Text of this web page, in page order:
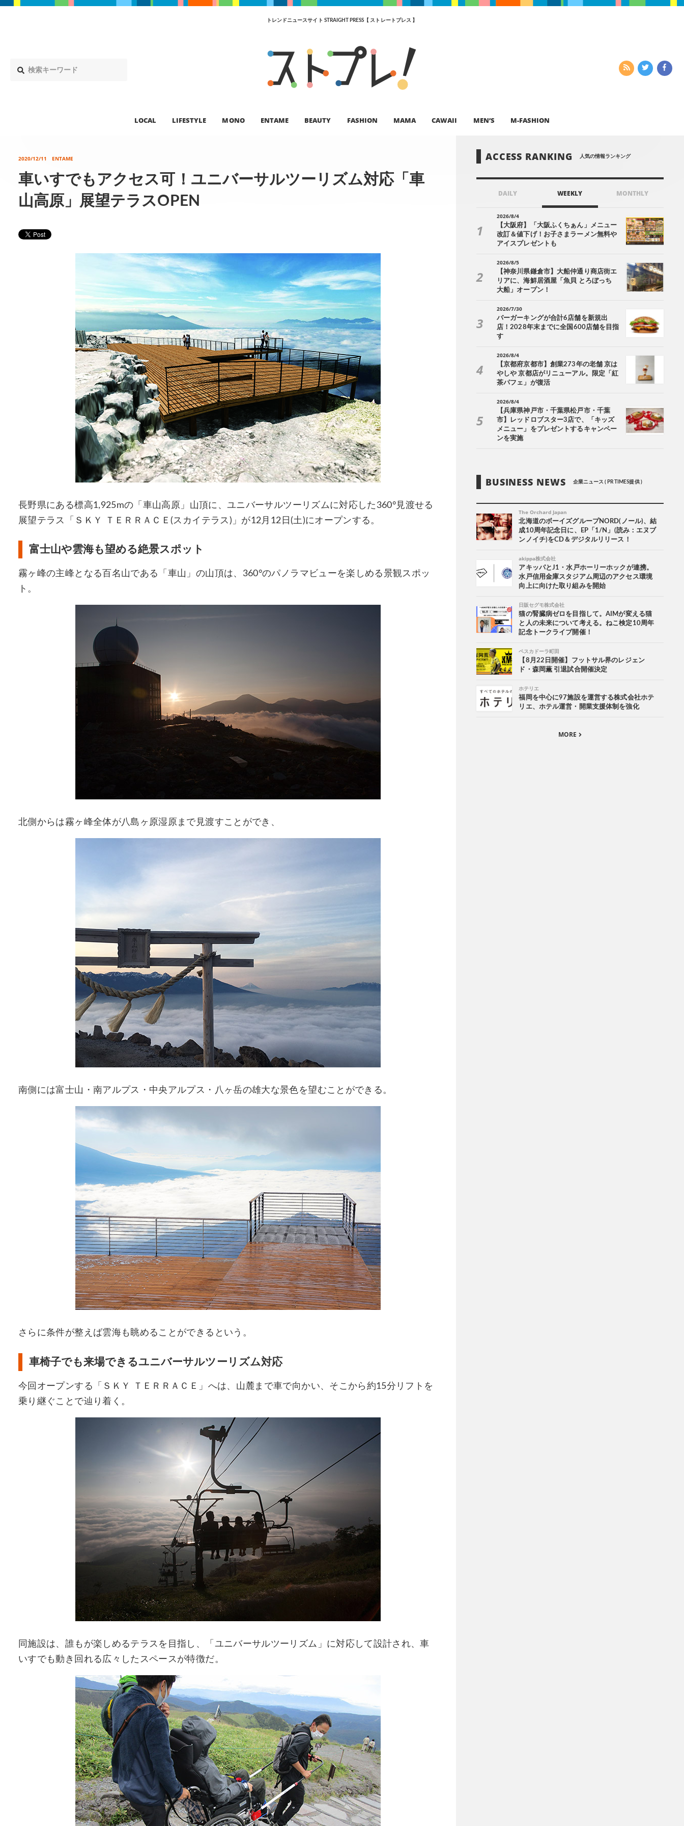
トレンドニュースサイト STRAIGHT PRESS【 ストレートプレス 】
LOCAL LIFESTYLE MONO ENTAME BEAUTY FASHION MAMA CAWAII MEN’S M-FASHION
2020/12/11 ENTAME
車いすでもアクセス可！ユニバーサルツーリズム対応「車
山高原」展望テラスOPEN
長野県にある標高1,925mの「車山高原」山頂に、ユニバーサルツーリズムに対応した360°見渡せる
展望テラス「ＳＫＹ ＴＥＲＲＡＣＥ(スカイテラス)」が12月12日(土)にオープンする。
富士山や雲海も望める絶景スポット
霧ヶ峰の主峰となる百名山である「車山」の山頂は、360°のパノラマビューを楽しめる景観スポッ
ト。
北側からは霧ヶ峰全体が八島ヶ原湿原まで見渡すことができ、
南側には富士山・南アルプス・中央アルプス・八ヶ岳の雄大な景色を望むことができる。
さらに条件が整えば雲海も眺めることができるという。
車椅子でも来場できるユニバーサルツーリズム対応
今回オープンする「ＳＫＹ ＴＥＲＲＡＣＥ」へは、山麓まで車で向かい、そこから約15分リフトを
乗り継ぐことで辿り着く。
同施設は、誰もが楽しめるテラスを目指し、「ユニバーサルツーリズム」に対応して設計され、車
いすでも動き回れる広々したスペースが特徴だ。
ACCESS RANKING 人気の情報ランキング
DAILY WEEKLY MONTHLY
2026/8/4
【大阪府】「大阪ふくちぁん」メニュー
改訂＆値下げ！お子さまラーメン無料や
アイスプレゼントも
2026/8/5
【神奈川県鎌倉市】大船仲通り商店街エ
リアに、海鮮居酒屋「魚貝 とろぼっち
大船」オープン！
2026/7/30
バーガーキングが合計6店舗を新規出
店！2028年末までに全国600店舗を目指
す
2026/8/4
【京都府京都市】創業273年の老舗 京は
やしや 京都店がリニューアル。限定「紅
茶パフェ」が復活
2026/8/4
【兵庫県神戸市・千葉県松戸市・千葉
市】レッドロブスター3店で、「キッズ
メニュー」をプレゼントするキャンペー
ンを実施
BUSINESS NEWS 企業ニュース ( PR TIMES提供 )
The Orchard Japan
北海道のボーイズグループNORD(ノール)、結
成10周年記念日に、EP「1/N」(読み：エヌブ
ンノイチ)をCD＆デジタルリリース！
akippa株式会社
アキッパとJ1・水戸ホーリーホックが連携。
水戸信用金庫スタジアム周辺のアクセス環境
向上に向けた取り組みを開始
日販セグモ株式会社
猫の腎臓病ゼロを目指して。AIMが変える猫
と人の未来について考える。ねこ検定10周年
記念トークライブ開催！
ペスカドーラ町田
【8月22日開催】フットサル界のレジェン
ド・森岡薫 引退試合開催決定
ホテリエ
福岡を中心に97施設を運営する株式会社ホテ
リエ、ホテル運営・開業支援体制を強化
MORE